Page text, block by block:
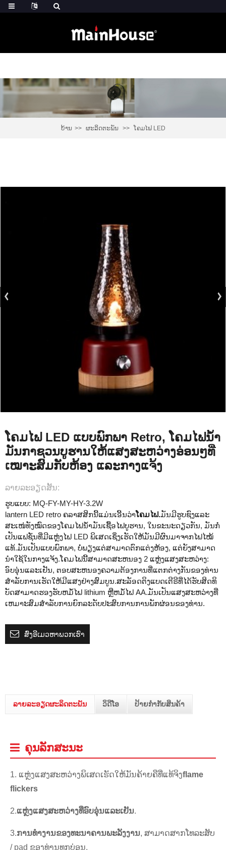
ບ້ານ ຜະລິດຕະພັນ ໂຄມໄຟ LED
ໂຄມໄຟ LED ແບບພົກພາ Retro, ໂຄມໄຟນ້ຳ
ມັນກາຊວນບູຮານໃຫ້ແສງສະຫວ່າງອ່ອນໆທີ່
ເໝາະສົມກັບຫ້ອງ ແລະກາງແຈ້ງ
ລາຍ​ລະ​ອຽດ​ສັ້ນ​:
ຮູບແບບ: MQ-FY-MY-HY-3.2W
lantern LED retro ຄລາສສິກນີ້ແມ່ນເອີ້ນວ່າໂຄມໄຟ.ມັນມີຮູບຊົງແລະ
ສະເໜ່ທັງໝົດຂອງໂຄມໄຟນ້ຳມັນເຊື້ອໄຟບູຮານ, ໃນຂະນະດຽວກັນ, ມັນກໍ່
ເປັນແຟຊັ່ນທີ່ມີແຫຼ່ງໄຟ LED ພິເສດເຊິ່ງເຮັດໃຫ້ມັນມີຜົນມາຈາກໄຟໄໝ້
ແທ້.ມັນເປັນແບບພົກພາ, ບໍ່ພຽງແຕ່ສາມາດຕົກແຕ່ງຫ້ອງ, ແຕ່ຍັງສາມາດ
ນໍາໃຊ້ໃນກາງແຈ້ງ.ໂຄມໄຟນີ້ສາມາດສະຫນອງ 2 ແຫຼ່ງແສງສະຫວ່າງ:
ອົບອຸ່ນແລະເຢັນ, ຕອບສະຫນອງຄວາມຕ້ອງການທີ່ແຕກຕ່າງກັນຂອງທ່ານ
ສໍາລັບການເຮັດໃຫ້ມີແສງຢ່າງສົມບູນ.ສະລັອດຕິງແບດເຕີຣີທີ່ໄດ້ຮັບສິດທິ
ບັດສາມາດຮອງຮັບຫມໍ້ໄຟ lithium ຫຼືຫມໍ້ໄຟ AA.ມັນເປັນແສງສະຫວ່າງທີ່
ເຫມາະສົມສໍາລັບການຍົກລະດັບປະສົບການການພັກຜ່ອນຂອງທ່ານ.
ສົ່ງອີເມວຫາພວກເຮົາ
ລາຍລະອຽດຜະລິດຕະພັນ ວິດີໂອ ປ້າຍກຳກັບສິນຄ້າ
ຄຸນ​ລັກ​ສະ​ນະ
1. ແຫຼ່ງແສງສະຫວ່າງພິເສດເຮັດໃຫ້ມັນຄ້າຍຄືທີ່ແທ້ຈິງflame
flickers
2.ແຫຼ່ງແສງສະຫວ່າງທີ່ອົບອຸ່ນແລະເຢັນ.
3.ການທໍາງານຂອງທະນາຄານພະລັງງານ, ສາ​ມາດ​ສາກ​ໂທລະ​ສັບ
/ pad ຂອງ​ທ່ານ​ທຸກ​ບ່ອນ​.